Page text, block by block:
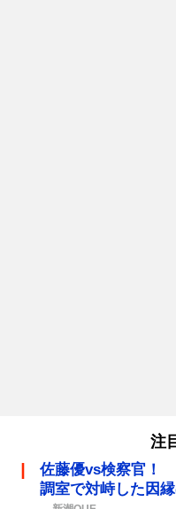
注
佐藤優vs検察官！
調室で対峙した因